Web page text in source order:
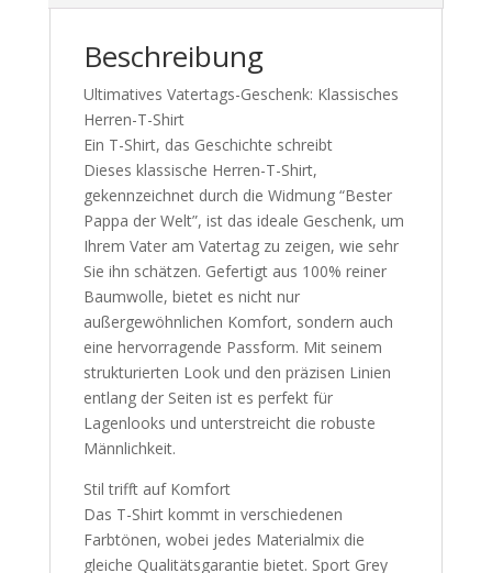
Beschreibung
Ultimatives Vatertags-Geschenk: Klassisches
Herren-T-Shirt
Ein T-Shirt, das Geschichte schreibt
Dieses klassische Herren-T-Shirt,
gekennzeichnet durch die Widmung “Bester
Pappa der Welt”, ist das ideale Geschenk, um
Ihrem Vater am Vatertag zu zeigen, wie sehr
Sie ihn schätzen. Gefertigt aus 100% reiner
Baumwolle, bietet es nicht nur
außergewöhnlichen Komfort, sondern auch
eine hervorragende Passform. Mit seinem
strukturierten Look und den präzisen Linien
entlang der Seiten ist es perfekt für
Lagenlooks und unterstreicht die robuste
Männlichkeit.
Stil trifft auf Komfort
Das T-Shirt kommt in verschiedenen
Farbtönen, wobei jedes Materialmix die
gleiche Qualitätsgarantie bietet. Sport Grey